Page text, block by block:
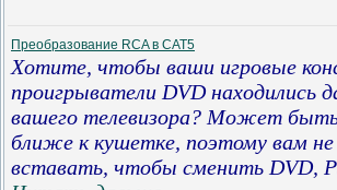
Преобразование RCA в CAT5
Хотите, чтобы ваши игровые
проигрыватели DVD находились
вашего телевизора? Может
ближе к кушетке, поэтому вам
вставать, чтобы сменить DVD,